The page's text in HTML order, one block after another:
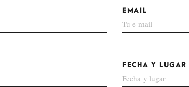
EMAIL
FECHA Y LUGAR